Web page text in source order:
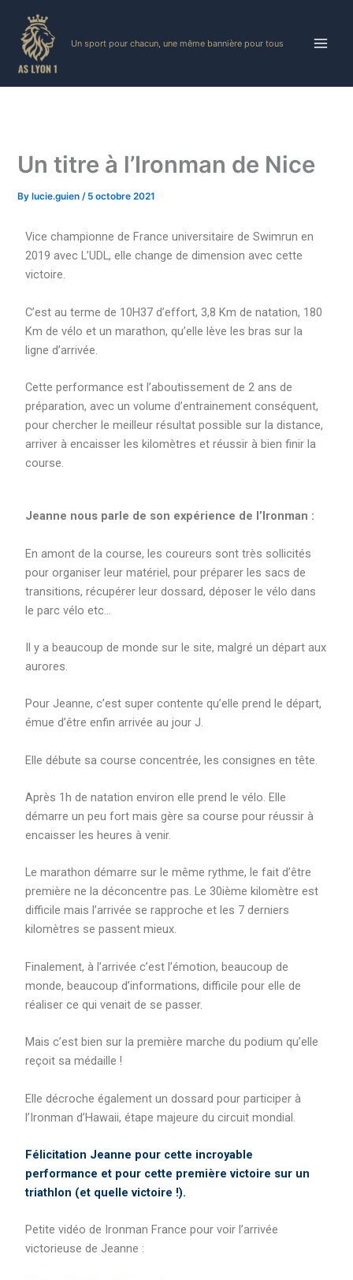
content
Un sport pour chacun, une même bannière pour tous
Un titre à l’Ironman de Nice
By lucie.guien/ 5 octobre 2021
Vice championne de France universitaire de Swimrun en
2019 avec L’UDL, elle change de dimension avec cette
victoire.
C’est au terme de 10H37 d’effort, 3,8 Km de natation, 180
Km de vélo et un marathon, qu’elle lève les bras sur la
ligne d’arrivée.
Cette performance est l’aboutissement de 2 ans de
préparation, avec un volume d’entrainement conséquent,
pour chercher le meilleur résultat possible sur la distance,
arriver à encaisser les kilomètres et réussir à bien finir la
course.
Jeanne nous parle de son expérience de l’Ironman :
En amont de la course, les coureurs sont très sollicités
pour organiser leur matériel, pour préparer les sacs de
transitions, récupérer leur dossard, déposer le vélo dans
le parc vélo etc…
Il y a beaucoup de monde sur le site, malgré un départ aux
aurores.
Pour Jeanne, c’est super contente qu’elle prend le départ,
émue d’être enfin arrivée au jour J.
Elle débute sa course concentrée, les consignes en tête.
Après 1h de natation environ elle prend le vélo. Elle
démarre un peu fort mais gère sa course pour réussir à
encaisser les heures à venir.
Le marathon démarre sur le même rythme, le fait d’être
première ne la déconcentre pas. Le 30ième kilomètre est
difficile mais l’arrivée se rapproche et les 7 derniers
kilomètres se passent mieux.
Finalement, à l’arrivée c’est l’émotion, beaucoup de
monde, beaucoup d’informations, difficile pour elle de
réaliser ce qui venait de se passer.
Mais c’est bien sur la première marche du podium qu’elle
reçoit sa médaille !
Elle décroche également un dossard pour participer à
l’Ironman d’Hawaii, étape majeure du circuit mondial.
Félicitation Jeanne pour cette incroyable
performance et pour cette première victoire sur un
triathlon (et quelle victoire !).
Petite vidéo de Ironman France pour voir l’arrivée
victorieuse de Jeanne :